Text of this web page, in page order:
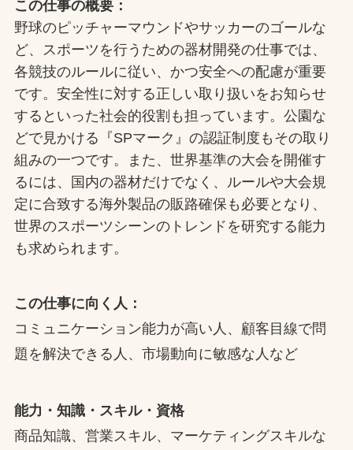
この仕事の概要：
野球のピッチャーマウンドやサッカーのゴールな
ど、スポーツを行うための器材開発の仕事では、
各競技のルールに従い、かつ安全への配慮が重要
です。安全性に対する正しい取り扱いをお知らせ
するといった社会的役割も担っています。公園な
どで見かける『SPマーク』の認証制度もその取り
組みの一つです。また、世界基準の大会を開催す
るには、国内の器材だけでなく、ルールや大会規
定に合致する海外製品の販路確保も必要となり、
世界のスポーツシーンのトレンドを研究する能力
も求められます。
この仕事に向く人：
コミュニケーション能力が高い人、顧客目線で問
題を解決できる人、市場動向に敏感な人など
能力・知識・スキル・資格
商品知識、営業スキル、マーケティングスキルな